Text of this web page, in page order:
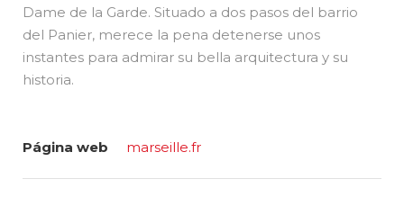
Dame de la Garde. Situado a dos pasos del barrio
del Panier, merece la pena detenerse unos
instantes para admirar su bella arquitectura y su
historia.
Página web marseille.fr